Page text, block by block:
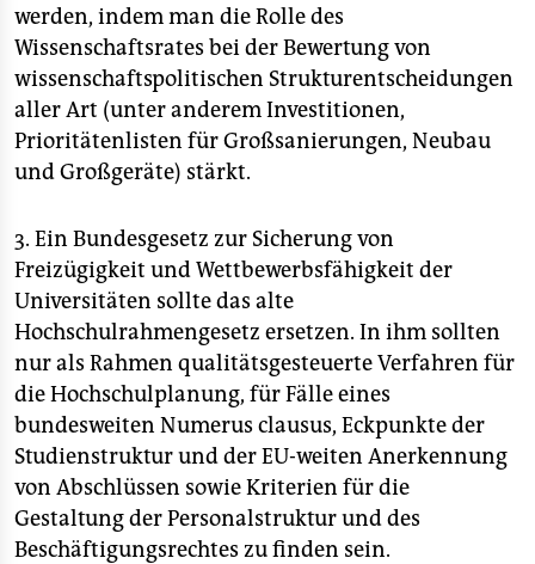
werden, indem man die Rolle des
Wissenschaftsrates bei der Bewertung von
wissenschaftspolitischen Strukturentscheidungen
aller Art (unter anderem Investitionen,
Prioritätenlisten für Großsanierungen, Neubau
und Großgeräte) stärkt.
3. Ein Bundesgesetz zur Sicherung von
Freizügigkeit und Wettbewerbsfähigkeit der
Universitäten sollte das alte
Hochschulrahmengesetz ersetzen. In ihm sollten
nur als Rahmen qualitätsgesteuerte Verfahren für
die Hochschulplanung, für Fälle eines
bundesweiten Numerus clausus, Eckpunkte der
Studienstruktur und der EU-weiten Anerkennung
von Abschlüssen sowie Kriterien für die
Gestaltung der Personalstruktur und des
Beschäftigungsrechtes zu finden sein.